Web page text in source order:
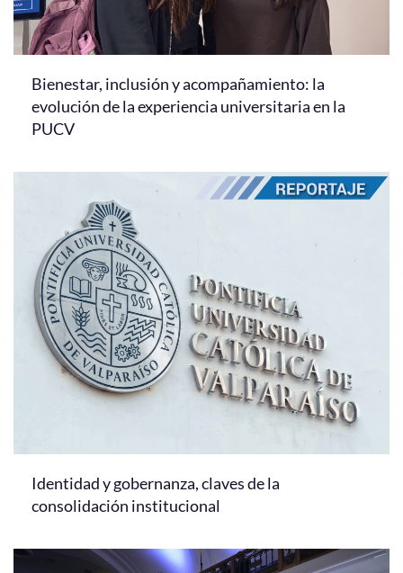
Bienestar, inclusión y acompañamiento: la
evolución de la experiencia universitaria en la
PUCV
Identidad y gobernanza, claves de la
consolidación institucional